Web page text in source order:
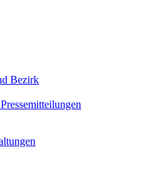
Bezirk